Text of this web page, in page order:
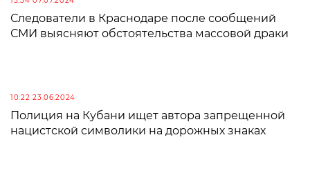
Следователи в Краснодаре после сообщений
СМИ выясняют обстоятельства массовой драки
10:22 23.06.2024
Полиция на Кубани ищет автора запрещенной
нацистской символики на дорожных знаках